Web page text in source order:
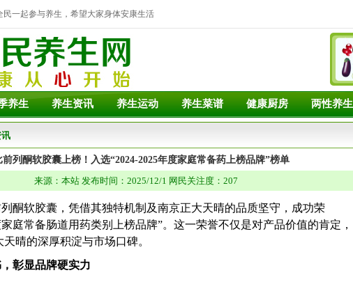
民一起参与养生，希望大家身体安康生活
养生 养生资讯 养生运动 养生菜谱 健康厨房 两性养生
前列酮软胶囊上榜！入选“2024-2025年度家庭常备药上榜品牌”榜单
来源：本站 发布时间：2025/12/1 网民关注度：207
酮软胶囊，凭借其独特机制及南京正大天晴的品质坚守，成功荣
家庭常备肠道用药类别上榜品牌”。这一荣誉不仅是对产品价值的肯定，
晴的深厚积淀与市场口碑。
彰显品牌硬实力